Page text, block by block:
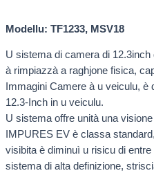
Modellu: TF1233, MSV18
U sistema di camera di
à rimpiazzà a raghjone fisica,
Immagini Camere à u veiculu,
12.3-Inch in u veiculu.
U sistema offre unità una
IMPURES EV è classa
visibita è diminuì u risicu di
sistema di alta definizione,